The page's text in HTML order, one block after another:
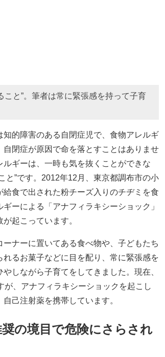
と”。筆者は常に緊張感を持って子育
的障害のある自閉症児で、食物アレルギ
自閉症が原因で命を落とすことはありませ
ルギーは、一時も気を抜くことができな
と”です。2012年12月、東京都調布市の小
給食で出された粉チーズ入りのチヂミを食
ーによる「アナフィラキシーショック」
起こっています。
ナーに置いてある食べ物や、子どもたち
れるお菓子などに目を配り、常に緊張感を
しながら子育てをしてきました。現在、
が、アナフィラキシーショックを起こし
己注射薬を携帯しています。
の境目で危険にさらされ